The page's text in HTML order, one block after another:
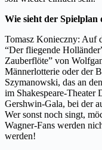
Wie sieht der Spielplan
Tomasz Konieczny: Auf
“Der fliegende Holländer
Zauberflöte” von
Männerlotterie oder der
Szymanowski, das an
im Shakespeare-Theater
Gershwin-Gala, bei der
Wer sonst noch singt,
Wagner-Fans werden
werden!